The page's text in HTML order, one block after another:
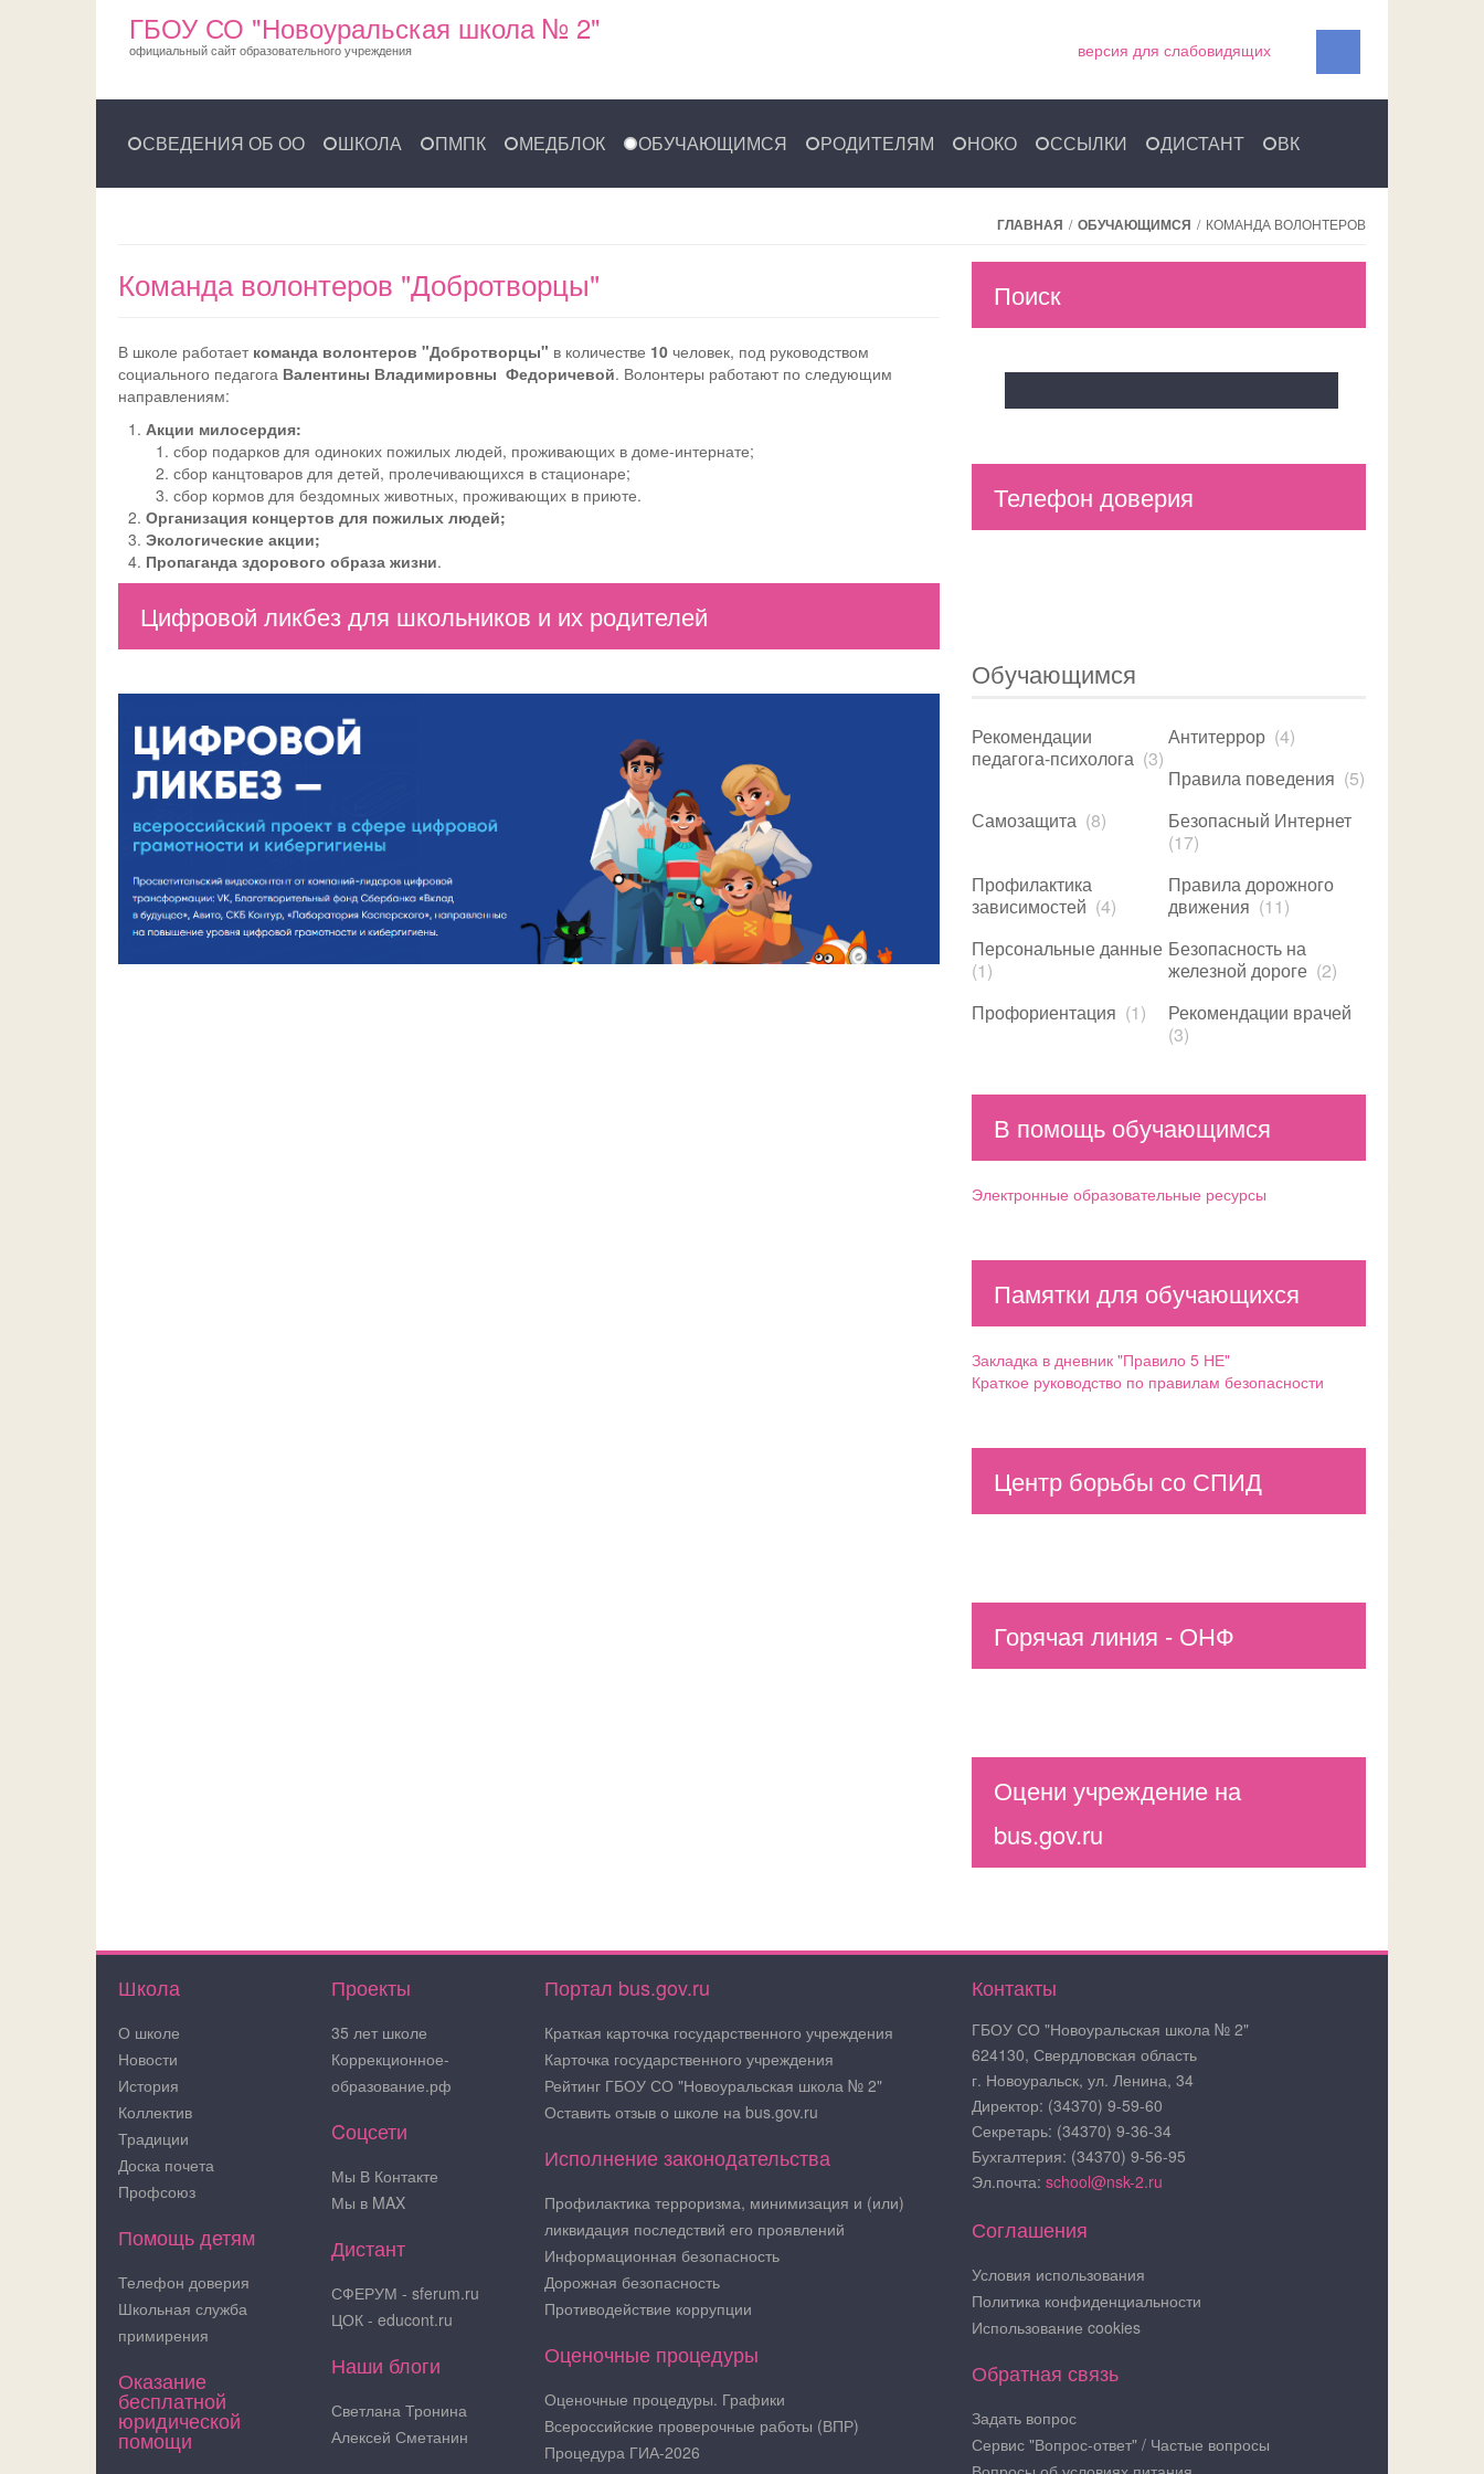
ГБОУ СО "Новоуральская школа № 2"
официальный сайт образовательного учреждения версия для слабовидящих
СВЕДЕНИЯ ОБ ОО ШКОЛА ПМПК МЕДБЛОК ОБУЧАЮЩИМСЯ РОДИТЕЛЯМ НОКО ССЫЛКИ ДИСТАНТ ВК
ГЛАВНАЯ / ОБУЧАЮЩИМСЯ / КОМАНДА ВОЛОНТЕРОВ
Команда волонтеров "Добротворцы"
В школе работает команда волонтеров "Добротворцы" в количестве 10 человек, под руководством
социального педагога Валентины Владимировны Федоричевой. Волонтеры работают по следующим
направлениям:
Акции милосердия:
сбор подарков для одиноких пожилых людей, проживающих в доме-интернате;
сбор канцтоваров для детей, пролечивающихся в стационаре;
сбор кормов для бездомных животных, проживающих в приюте.
Организация концертов для пожилых людей;
Экологические акции;
Пропаганда здорового образа жизни.
Цифровой ликбез для школьников и их родителей
Поиск
Телефон доверия
Обучающимся
Рекомендации
педагога-психолога (3)
Антитеррор (4)
Правила поведения (5)
Самозащита (8)
Безопасный Интернет
(17)
Профилактика
зависимостей (4)
Правила дорожного
движения (11)
Персональные данные
(1)
Безопасность на
железной дороге (2)
Профориентация (1)
Рекомендации врачей
(3)
В помощь обучающимся
Электронные образовательные ресурсы
Памятки для обучающихся
Закладка в дневник "Правило 5 НЕ"
Краткое руководство по правилам безопасности
Центр борьбы со СПИД
Горячая линия - ОНФ
Оцени учреждение на
bus.gov.ru
Школа
О школе
Новости
История
Коллектив
Традиции
Доска почета
Профсоюз
Помощь детям
Телефон доверия
Школьная служба
примирения
Оказание
бесплатной
юридической
помощи
Проекты
35 лет школе
Коррекционное-
образование.рф
Cоцсети
Мы В Контакте
Мы в MAX
Дистант
СФЕРУМ - sferum.ru
ЦОК - educont.ru
Наши блоги
Светлана Тронина
Алексей Сметанин
Портал bus.gov.ru
Краткая карточка государственного учреждения
Карточка государственного учреждения
Рейтинг ГБОУ СО "Новоуральская школа № 2"
Оставить отзыв о школе на bus.gov.ru
Исполнение законодательства
Профилактика терроризма, минимизация и (или)
ликвидация последствий его проявлений
Информационная безопасность
Дорожная безопасность
Противодействие коррупции
Оценочные процедуры
Оценочные процедуры. Графики
Всероссийские проверочные работы (ВПР)
Процедура ГИА-2026
Контакты
ГБОУ СО "Новоуральская школа № 2"
624130, Свердловская область
г. Новоуральск, ул. Ленина, 34
Директор: (34370) 9-59-60
Секретарь: (34370) 9-36-34
Бухгалтерия: (34370) 9-56-95
Эл.почта: school@nsk-2.ru
Соглашения
Условия использования
Политика конфиденциальности
Использование cookies
Обратная связь
Задать вопрос
Сервис "Вопрос-ответ" / Частые вопросы